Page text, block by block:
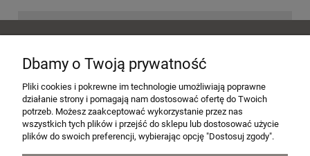
MOJE KONTO
PŁATNOŚCI I DOSTAWA
Dbamy o Twoją prywatność
Pliki cookies i pokrewne im technologie umożliwiają poprawne
działanie strony i pomagają nam dostosować ofertę do Twoich
potrzeb. Możesz zaakceptować wykorzystanie przez nas
wszystkich tych plików i przejść do sklepu lub dostosować użycie
plików do swoich preferencji, wybierając opcję "Dostosuj zgody".